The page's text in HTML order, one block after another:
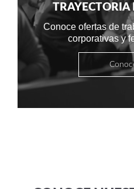
TRAYECTORIA
Conoce ofertas de
corporativas y